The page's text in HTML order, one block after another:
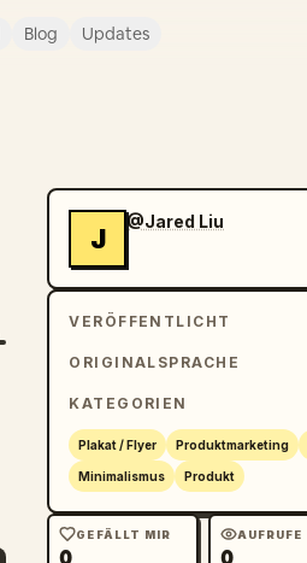
Blog Updates
J
@Jared Liu
VERÖFFENTLICHT
ORIGINALSPRACHE
KATEGORIEN
Plakat / Flyer Produktmarketing
Minimalismus Produkt
GEFÄLLT MIR AUFRUFE